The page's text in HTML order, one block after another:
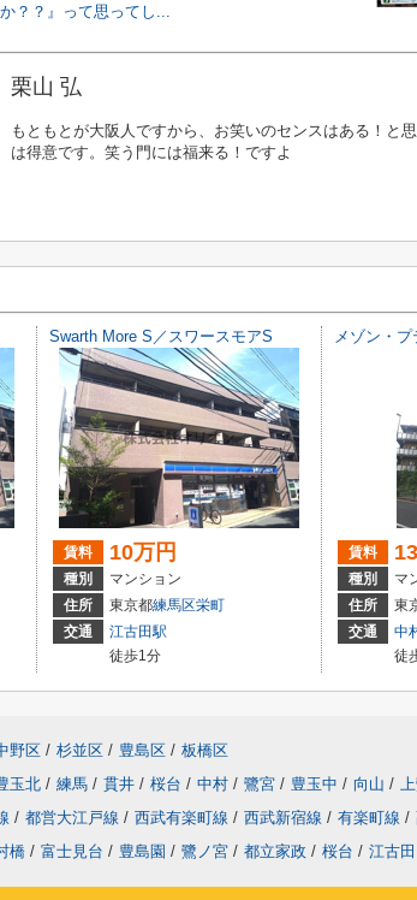
？？』って思ってし...
栗山 弘
もともとが大阪人ですから、お笑いのセンスはある！と
は得意です。笑う門には福来る！ですよ
Swarth More S／スワースモアS
賃料 10万円
種別
マンション
住所
東京都練馬区栄町
交通
江古田駅
徒歩1分
賃料
種別
マ
住所
東
交通
中
徒
野区 / 杉並区 / 豊島区 / 板橋区
玉北 / 練馬 / 貫井 / 桜台 / 中村 / 鷺宮 / 豊玉中 / 向山 /
/ 都営大江戸線 / 西武有楽町線 / 西武新宿線 / 有楽町線 /
橋 / 富士見台 / 豊島園 / 鷺ノ宮 / 都立家政 / 桜台 / 江古田